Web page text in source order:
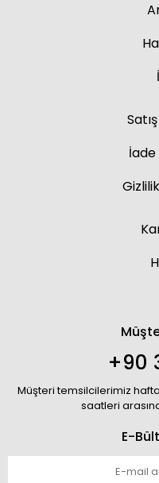
+90
Müşteri temsilcilerimiz hafta
saatleri
E-